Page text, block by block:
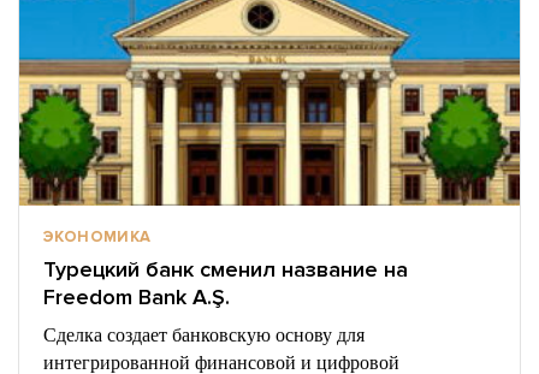
ЭКОНОМИКА
Турецкий банк сменил название на
Freedom Bank A.Ş.
Сделка создает банковскую основу для
интегрированной финансовой и цифровой